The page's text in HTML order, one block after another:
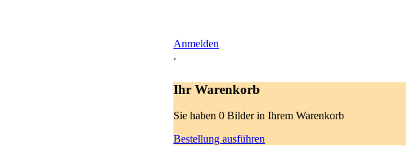
Anmelden
.
Ihr Warenkorb
Sie haben 0 Bilder in Ihrem Warenkorb
Bestellung ausführen